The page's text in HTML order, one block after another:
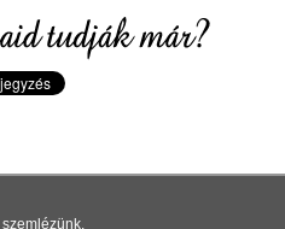
szemlézünk.